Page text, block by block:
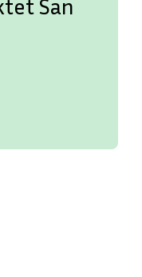
San